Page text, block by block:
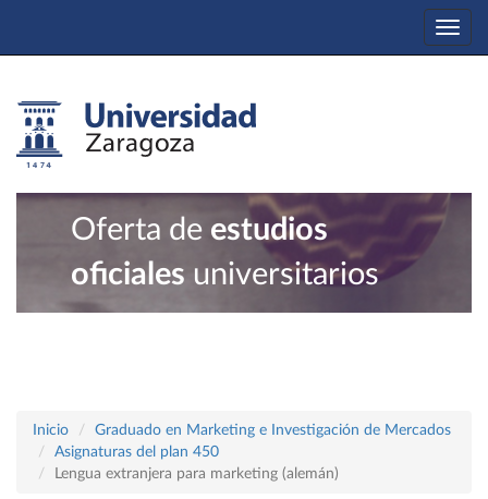
Oferta de estudios
oficiales universitarios
Inicio
Graduado en Marketing e Investigación de Mercados
Asignaturas del plan 450
Lengua extranjera para marketing (alemán)